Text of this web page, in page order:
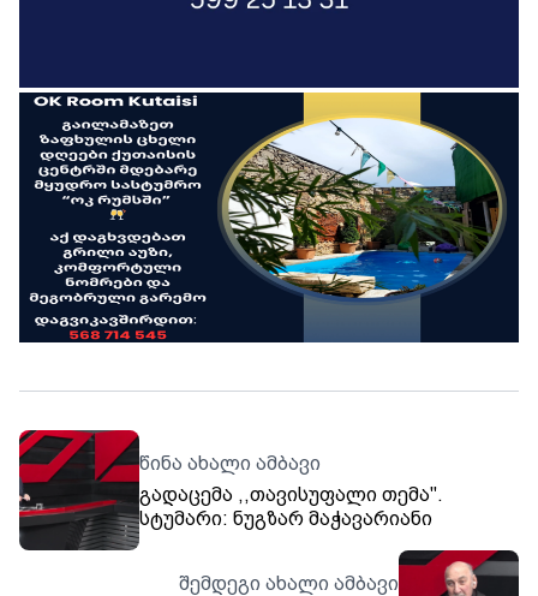
წინა ახალი ამბავი
გადაცემა ,,თავისუფალი თემა".
სტუმარი: ნუგზარ მაჭავარიანი
შემდეგი ახალი ამბავი